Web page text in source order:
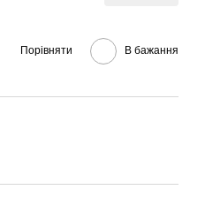
Порівняти В бажання